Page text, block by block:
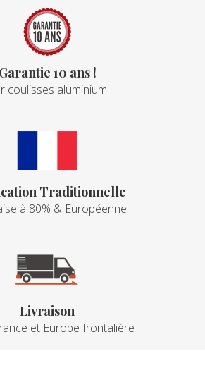
Garantie 10 ans !
coulisses aluminium
Traditionnelle
à 80% & Européenne
Livraison
et Europe frontalière